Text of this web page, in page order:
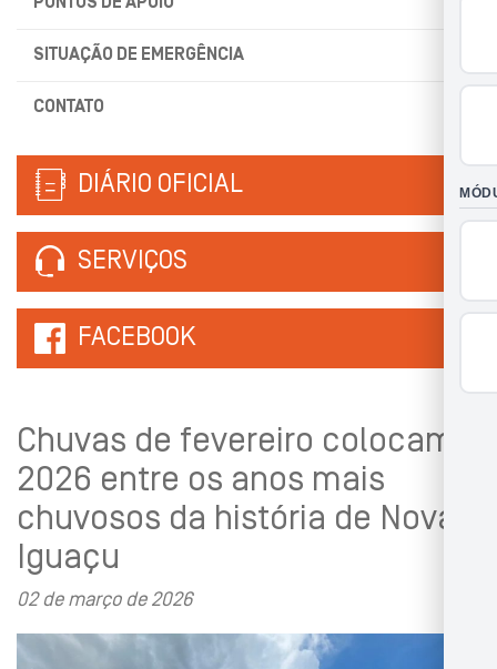
SITUAÇÃO DE EMERGÊNCIA
CONTATO
DIÁRIO OFICIAL
SERVIÇOS
FACEBOOK
Chuvas de fevereiro colocam
2026 entre os anos mais
chuvosos da história de Nova
Iguaçu
02 de março de 2026